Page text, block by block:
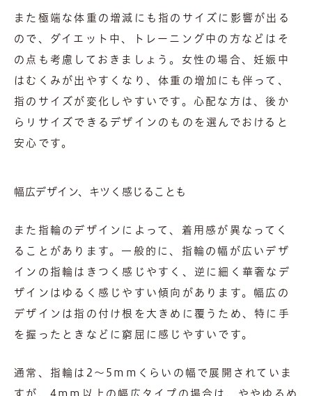
また極端な体重の増減にも指のサイズに影響が出る
ので、ダイエット中、トレーニング中の方などはそ
の点も考慮しておきましょう。女性の場合、妊娠中
はむくみが出やすくなり、体重の増加にも伴って、
指のサイズが変化しやすいです。心配な方は、後か
らリサイズできるデザインのものを選んでおけると
安心です。
幅広デザイン、キツく感じることも
また指輪のデザインによって、着用感が異なってく
ることがあります。一般的に、指輪の幅が広いデザ
インの指輪はきつく感じやすく、逆に細く華奢なデ
ザインはゆるく感じやすい傾向があります。幅広の
デザインは指の付け根を大きめに覆うため、特に手
を握ったときなどに窮屈に感じやすいです。
通常、指輪は2〜5mmくらいの幅で展開されていま
すが、4mm以上の幅広タイプの場合は、ややゆるめ